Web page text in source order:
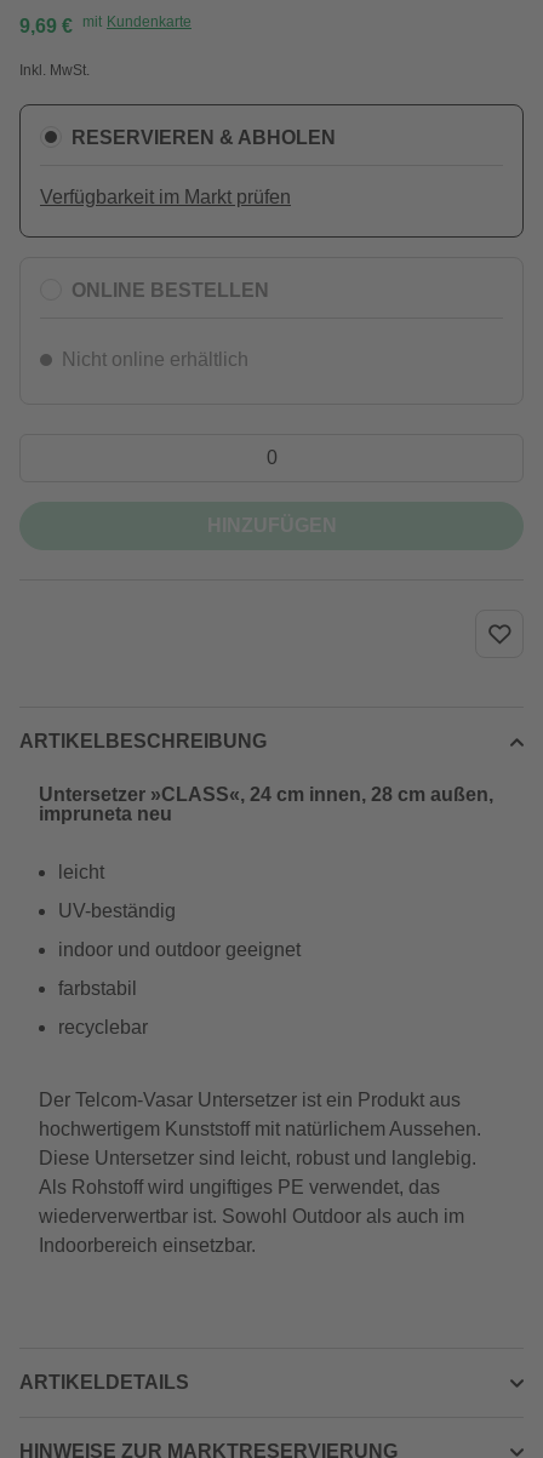
9,69 € mit Kundenkarte
Inkl. MwSt.
RESERVIEREN & ABHOLEN
Verfügbarkeit im Markt prüfen
ONLINE BESTELLEN
Nicht online erhältlich
ARTIKELBESCHREIBUNG
Untersetzer »CLASS«, 24 cm innen, 28 cm außen,
impruneta neu
leicht
UV-beständig
indoor und outdoor geeignet
farbstabil
recyclebar
Der Telcom-Vasar Untersetzer ist ein Produkt aus
hochwertigem Kunststoff mit natürlichem Aussehen.
Diese Untersetzer sind leicht, robust und langlebig.
Als Rohstoff wird ungiftiges PE verwendet, das
wiederverwertbar ist. Sowohl Outdoor als auch im
Indoorbereich einsetzbar.
ARTIKELDETAILS
HINWEISE ZUR MARKTRESERVIERUNG